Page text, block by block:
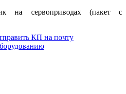
на сервоприводах (пакет с
КП на почту